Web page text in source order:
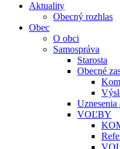
Aktuality
Obecný rozhlas
Obec
O obci
Samospráva
Starosta
Obecné
Uznesenia
VOĽBY